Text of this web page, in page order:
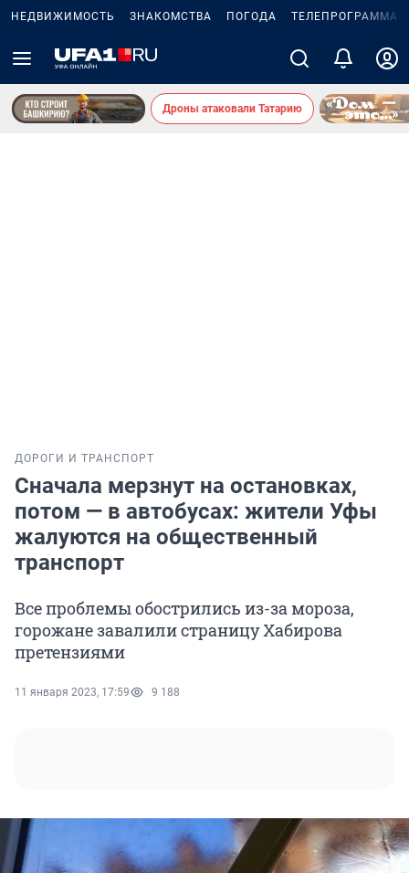
НЕДВИЖИМОСТЬ ЗНАКОМСТВА ПОГОДА ТЕЛЕПРОГРАММА
Дроны атаковали Татарию
ДОРОГИ И ТРАНСПОРТ
Сначала мерзнут на остановках,
потом — в автобусах: жители Уфы
жалуются на общественный
транспорт
Все проблемы обострились из-за мороза,
горожане завалили страницу Хабирова
претензиями
11 января 2023, 17:59 9 188